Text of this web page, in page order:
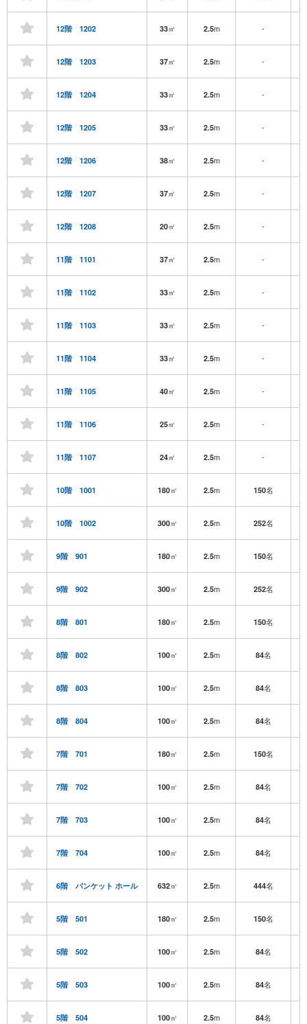
12階 1202 33㎡ 2.5m -
12階 1203 37㎡ 2.5m -
12階 1204 33㎡ 2.5m -
12階 1205 33㎡ 2.5m -
12階 1206 38㎡ 2.5m -
12階 1207 37㎡ 2.5m -
12階 1208 20㎡ 2.5m -
11階 1101 37㎡ 2.5m -
11階 1102 33㎡ 2.5m -
11階 1103 33㎡ 2.5m -
11階 1104 33㎡ 2.5m -
11階 1105 40㎡ 2.5m -
11階 1106 25㎡ 2.5m -
11階 1107 24㎡ 2.5m -
10階 1001 180㎡ 2.5m 150名
10階 1002 300㎡ 2.5m 252名
9階 901 180㎡ 2.5m 150名
9階 902 300㎡ 2.5m 252名
8階 801 180㎡ 2.5m 150名
8階 802 100㎡ 2.5m 84名
8階 803 100㎡ 2.5m 84名
8階 804 100㎡ 2.5m 84名
7階 701 180㎡ 2.5m 150名
7階 702 100㎡ 2.5m 84名
7階 703 100㎡ 2.5m 84名
7階 704 100㎡ 2.5m 84名
6階 バンケット ホール 632㎡ 2.5m 444名
5階 501 180㎡ 2.5m 150名
5階 502 100㎡ 2.5m 84名
5階 503 100㎡ 2.5m 84名
5階 504 100㎡ 2.5m 84名